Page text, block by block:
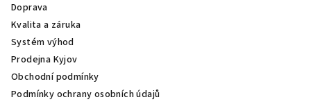
Doprava
Kvalita a záruka
Systém výhod
Prodejna Kyjov
Obchodní podmínky
Podmínky ochrany osobních údajů